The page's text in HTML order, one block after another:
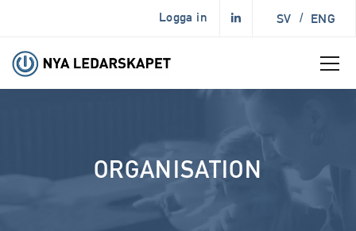
Logga in SV / ENG
ORGANISATION